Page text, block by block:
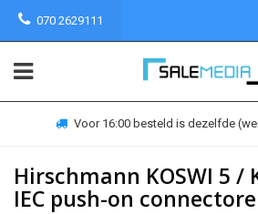
070 2629111
Voor 16:00 besteld is dezelfde
Hirschmann KOSWI 5 /
IEC push-on